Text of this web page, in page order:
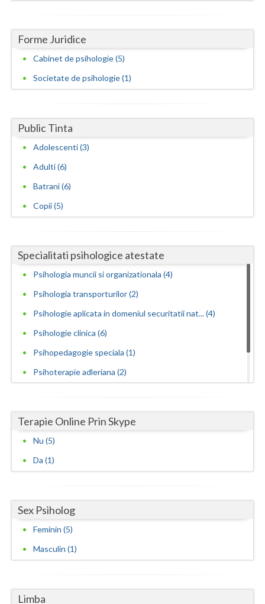
Forme Juridice
Cabinet de psihologie (5)
Societate de psihologie (1)
Public Tinta
Adolescenti (3)
Adulti (6)
Batrani (6)
Copii (5)
Specialitati psihologice atestate
Psihologia muncii si organizationala (4)
Psihologia transporturilor (2)
Psihologie aplicata in domeniul securitatii nat... (4)
Psihologie clinica (6)
Psihopedagogie speciala (1)
Psihoterapie adleriana (2)
Psihoterapie sistemica de familie si cuplu (1)
Terapie Online Prin Skype
Nu (5)
Da (1)
Sex Psiholog
Feminin (5)
Masculin (1)
Limba